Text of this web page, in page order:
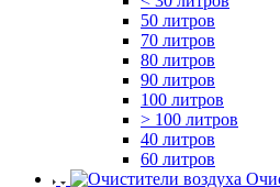
50 литров
70 литров
80 литров
90 литров
100 литров
> 100 литров
40 литров
60 литров